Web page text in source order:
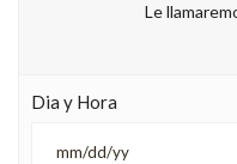
Le
Dia y Hora